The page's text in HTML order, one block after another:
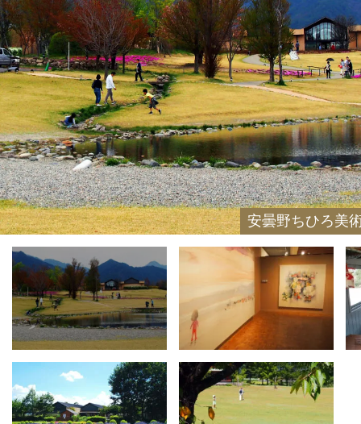
安曇野ちひろ美
2017年「高畑勲がつくるちひろ展 ようこそ！ちひろ
の一部
トットちゃん広
安曇野ちひろ美術